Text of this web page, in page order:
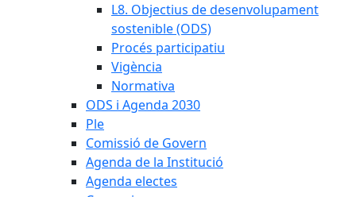
L8. Objectius de desenvolupament
sostenible (ODS)
Procés participatiu
Vigència
Normativa
ODS i Agenda 2030
Ple
Comissió de Govern
Agenda de la Institució
Agenda electes